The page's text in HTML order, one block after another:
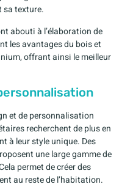
sa texture.
abouti à l’élaboration de
les avantages du bois et
offrant ainsi le meilleur
et de personnalisation
recherchent de plus en
à leur style unique. Des
une large gamme de
permet de créer des
au reste de l’habitation.